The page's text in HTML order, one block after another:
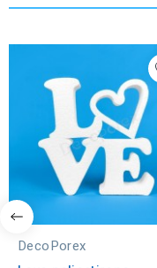
DecoPorex